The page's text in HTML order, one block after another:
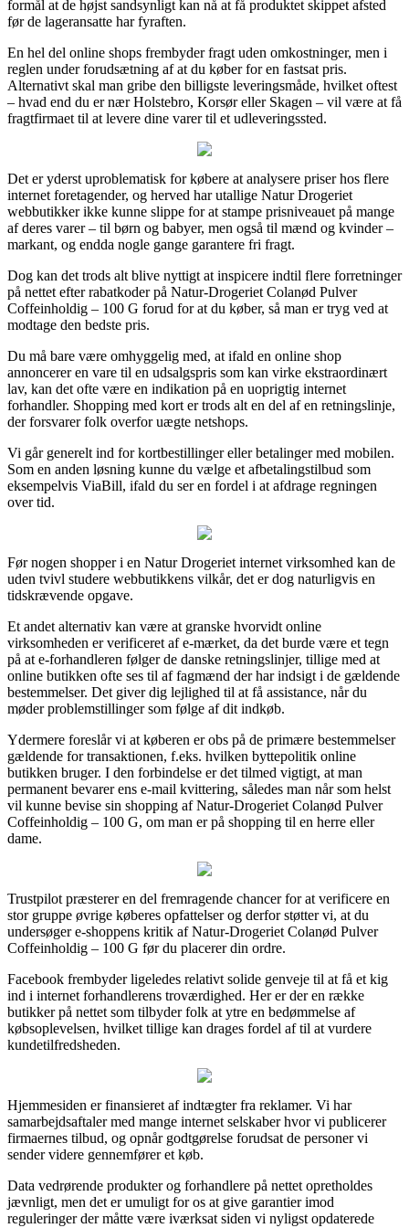
formål at de højst sandsynligt kan nå at få produktet skippet afsted
før de lageransatte har fyraften.
En hel del online shops frembyder fragt uden omkostninger, men i
reglen under forudsætning af at du køber for en fastsat pris.
Alternativt skal man gribe den billigste leveringsmåde, hvilket oftest
– hvad end du er nær Holstebro, Korsør eller Skagen – vil være at få
fragtfirmaet til at levere dine varer til et udleveringssted.
Det er yderst uproblematisk for købere at analysere priser hos flere
internet foretagender, og herved har utallige Natur Drogeriet
webbutikker ikke kunne slippe for at stampe prisniveauet på mange
af deres varer – til børn og babyer, men også til mænd og kvinder –
markant, og endda nogle gange garantere fri fragt.
Dog kan det trods alt blive nyttigt at inspicere indtil flere forretninger
på nettet efter rabatkoder på Natur-Drogeriet Colanød Pulver
Coffeinholdig – 100 G forud for at du køber, så man er tryg ved at
modtage den bedste pris.
Du må bare være omhyggelig med, at ifald en online shop
annoncerer en vare til en udsalgspris som kan virke ekstraordinært
lav, kan det ofte være en indikation på en uoprigtig internet
forhandler. Shopping med kort er trods alt en del af en retningslinje,
der forsvarer folk overfor uægte netshops.
Vi går generelt ind for kortbestillinger eller betalinger med mobilen.
Som en anden løsning kunne du vælge et afbetalingstilbud som
eksempelvis ViaBill, ifald du ser en fordel i at afdrage regningen
over tid.
Før nogen shopper i en Natur Drogeriet internet virksomhed kan de
uden tvivl studere webbutikkens vilkår, det er dog naturligvis en
tidskrævende opgave.
Et andet alternativ kan være at granske hvorvidt online
virksomheden er verificeret af e-mærket, da det burde være et tegn
på at e-forhandleren følger de danske retningslinjer, tillige med at
online butikken ofte ses til af fagmænd der har indsigt i de gældende
bestemmelser. Det giver dig lejlighed til at få assistance, når du
møder problemstillinger som følge af dit indkøb.
Ydermere foreslår vi at køberen er obs på de primære bestemmelser
gældende for transaktionen, f.eks. hvilken byttepolitik online
butikken bruger. I den forbindelse er det tilmed vigtigt, at man
permanent bevarer ens e-mail kvittering, således man når som helst
vil kunne bevise sin shopping af Natur-Drogeriet Colanød Pulver
Coffeinholdig – 100 G, om man er på shopping til en herre eller
dame.
Trustpilot præsterer en del fremragende chancer for at verificere en
stor gruppe øvrige køberes opfattelser og derfor støtter vi, at du
undersøger e-shoppens kritik af Natur-Drogeriet Colanød Pulver
Coffeinholdig – 100 G før du placerer din ordre.
Facebook frembyder ligeledes relativt solide genveje til at få et kig
ind i internet forhandlerens troværdighed. Her er der en række
butikker på nettet som tilbyder folk at ytre en bedømmelse af
købsoplevelsen, hvilket tillige kan drages fordel af til at vurdere
kundetilfredsheden.
Hjemmesiden er finansieret af indtægter fra reklamer. Vi har
samarbejdsaftaler med mange internet selskaber hvor vi publicerer
firmaernes tilbud, og opnår godtgørelse forudsat de personer vi
sender videre gennemfører et køb.
Data vedrørende produkter og forhandlere på nettet opretholdes
jævnligt, men det er umuligt for os at give garantier imod
reguleringer der måtte være iværksat siden vi nyligst opdaterede